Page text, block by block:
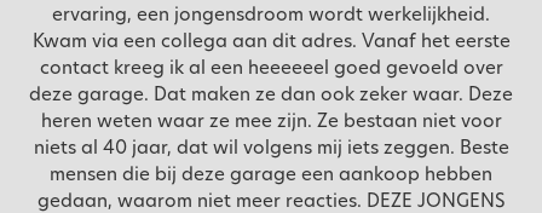
ervaring, een jongensdroom wordt werkelijkheid.
Kwam via een collega aan dit adres. Vanaf het eerste
contact kreeg ik al een heeeeeel goed gevoeld over
deze garage. Dat maken ze dan ook zeker waar. Deze
heren weten waar ze mee zijn. Ze bestaan niet voor
niets al 40 jaar, dat wil volgens mij iets zeggen. Beste
mensen die bij deze garage een aankoop hebben
gedaan, waarom niet meer reacties. DEZE JONGENS